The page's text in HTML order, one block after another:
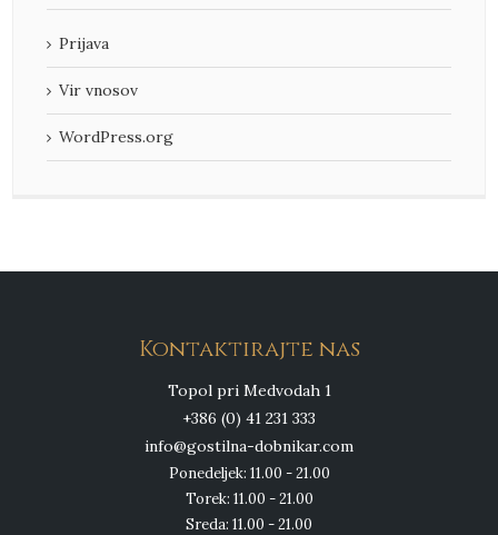
Prijava
Vir vnosov
WordPress.org
Kontaktirajte nas
Topol pri Medvodah 1
+386 (0) 41 231 333
info@gostilna-dobnikar.com
Ponedeljek: 11.00 - 21.00
Torek: 11.00 - 21.00
Sreda: 11.00 - 21.00